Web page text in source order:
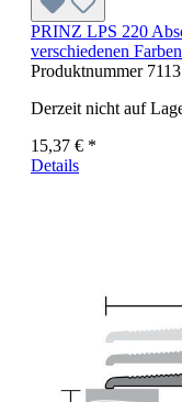
PRINZ LPS 220
verschiedenen Farben
Produktnummer
Derzeit nicht auf
15,37 € *
Details